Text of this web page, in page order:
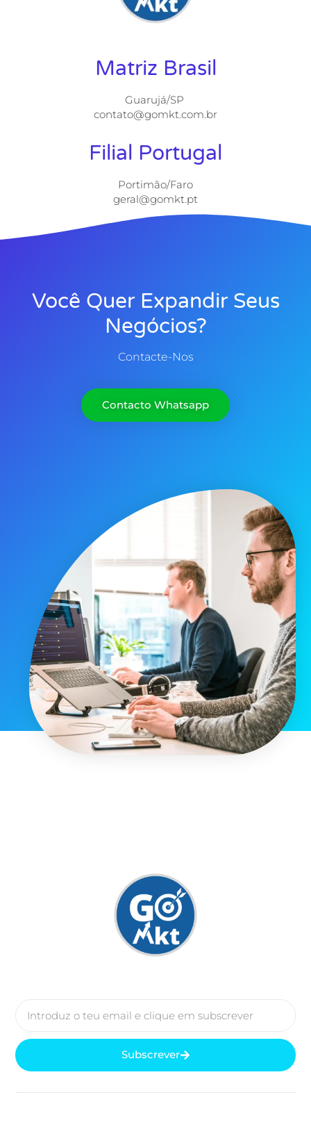
Matriz Brasil
Guarujá/SP
contato@gomkt.com.br
Filial Portugal
Portimão/Faro
geral@gomkt.pt
Você Quer Expandir Seus
Negócios?
Contacte-Nos
Contacto Whatsapp
Subscrever